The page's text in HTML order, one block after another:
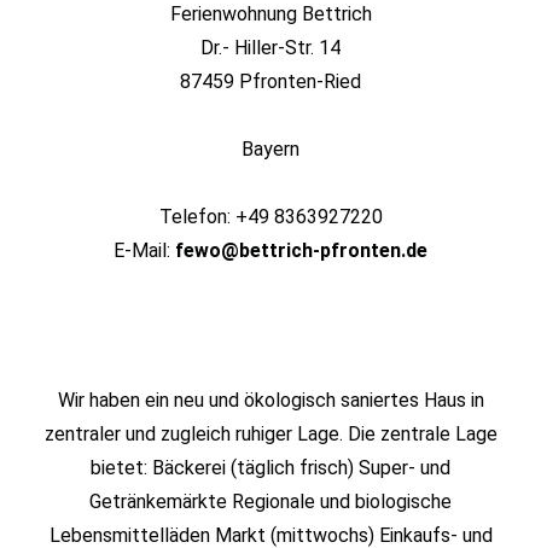
Ferienwohnung Bettrich
Dr.- Hiller-Str. 14
87459 Pfronten-Ried
Bayern
Telefon: +49 8363927220
E-Mail: fewo@bettrich-pfronten.de
Wir haben ein neu und ökologisch saniertes Haus in
zentraler und zugleich ruhiger Lage. Die zentrale Lage
bietet: Bäckerei (täglich frisch) Super- und
Getränkemärkte Regionale und biologische
Lebensmittelläden Markt (mittwochs) Einkaufs- und